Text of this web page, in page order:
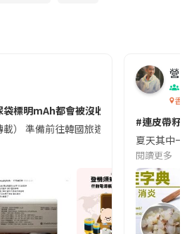
標明mAh都會被沒收😱出發前切記檢查
載） 準備前往韓國旅遊的民眾，近期要
營養
香港
#連皮帶籽
夏天其中一
閱讀更多